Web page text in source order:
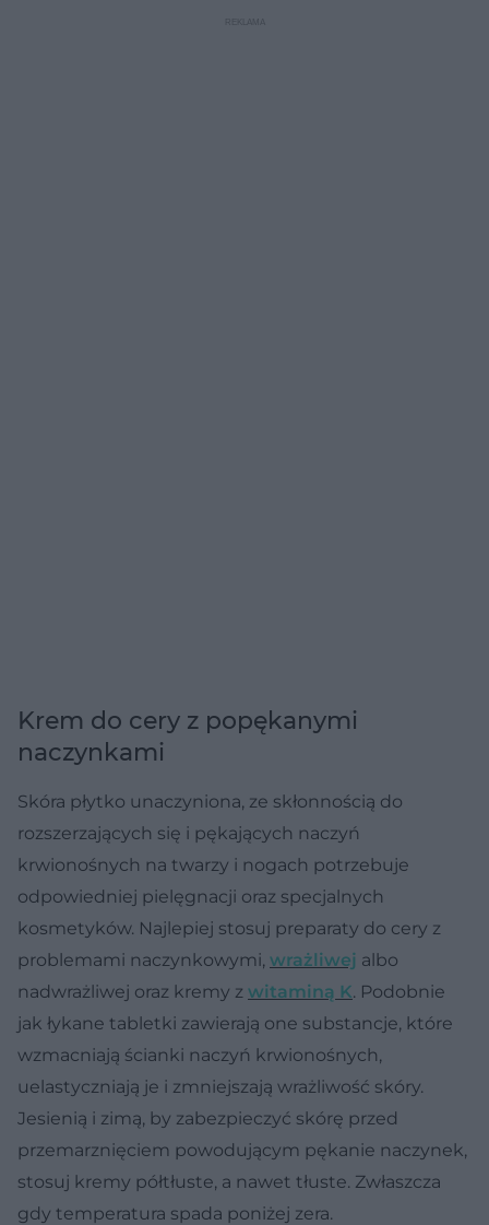
Krem do cery z popękanymi
naczynkami
Skóra płytko unaczyniona, ze skłonnością do
rozszerzających się i pękających naczyń
krwionośnych na twarzy i nogach potrzebuje
odpowiedniej pielęgnacji oraz specjalnych
kosmetyków. Najlepiej stosuj preparaty do cery z
problemami naczynkowymi, wrażliwej albo
nadwrażliwej oraz kremy z witaminą K. Podobnie
jak łykane tabletki zawierają one substancje, które
wzmacniają ścianki naczyń krwionośnych,
uelastyczniają je i zmniejszają wrażliwość skóry.
Jesienią i zimą, by zabezpieczyć skórę przed
przemarznięciem powodującym pękanie naczynek,
stosuj kremy półtłuste, a nawet tłuste. Zwłaszcza
gdy temperatura spada poniżej zera.